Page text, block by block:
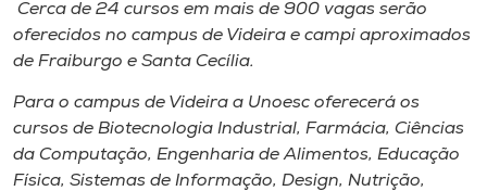
Biblioteca
Editora
Rádio
Cerca de 24 cursos em mais de 900 vagas serão
oferecidos no campus de Videira e campi aproximados
de Fraiburgo e Santa Cecília.
Para o campus de Videira a Unoesc oferecerá os
cursos de Biotecnologia Industrial, Farmácia, Ciências
da Computação, Engenharia de Alimentos, Educação
Física, Sistemas de Informação, Design, Nutrição,